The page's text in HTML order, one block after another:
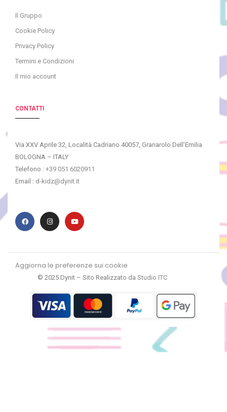
Il Gruppo
Cookie Policy
Privacy Policy
Termini e Condizioni
Il mio account
CONTATTI
Via XXV Aprile 32, Località Cadriano 40057, Granarolo Dell’Emilia
BOLOGNA – ITALY
Telefono : +39 051 6020911
Email : d-kidz@dynit.it
Aggiorna le preferenze sui cookie
© 2025 Dynit – Sito Realizzato da Studio ITC